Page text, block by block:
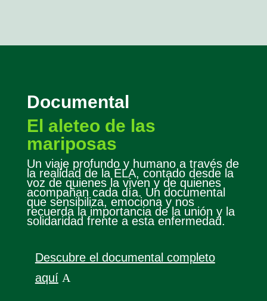
Documental
El aleteo de las
mariposas
Un viaje profundo y humano a través de
la realidad de la ELA, contado desde la
voz de quienes la viven y de quienes
acompañan cada día. Un documental
que sensibiliza, emociona y nos
recuerda la importancia de la unión y la
solidaridad frente a esta enfermedad.
Descubre el documental completo
aquí